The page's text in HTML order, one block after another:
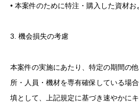
• 本案件のために特注・購入した資材お
3. 機会損失の考慮
本案件の実施にあたり、特定の期間の
所・人員・機材を専有確保している場
填として、上記規定に基づき速やかに